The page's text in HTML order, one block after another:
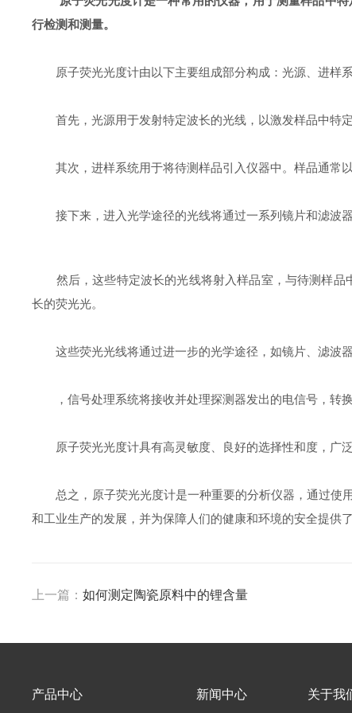
行检测和测量。
原子荧光光度计由以下主要组成部分构成：光源、进样系
首先，光源用于发射特定波长的光线，以激发样品中特定
其次，进样系统用于将待测样品引入仪器中。样品通常以
接下来，进入光学途径的光线将通过一系列镜片和滤波器
然后，这些特定波长的光线将射入样品室，与待测样品
长的荧光光。
这些荧光光线将通过进一步的光学途径，如镜片、滤波器
，信号处理系统将接收并处理探测器发出的电信号，转换
原子荧光光度计具有高灵敏度、良好的选择性和度，广泛
总之，原子荧光光度计是一种重要的分析仪器，通过使
和工业生产的发展，并为保障人们的健康和环境的安全提供了
上一篇：如何测定陶瓷原料中的锂含量
产品中心 新闻中心 关于我